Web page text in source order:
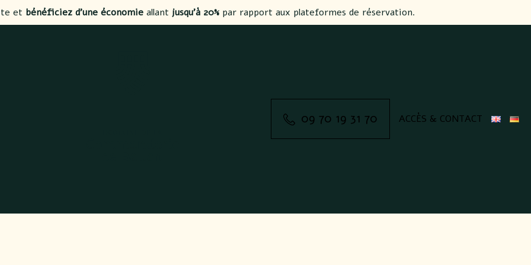
et bénéficiez d’une économie allant jusqu’à 20% par rapport aux plateformes de réservation.
09 70 19 31 70 ACCÈS & CONTACT